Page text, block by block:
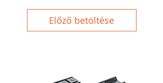
Előző betöltése